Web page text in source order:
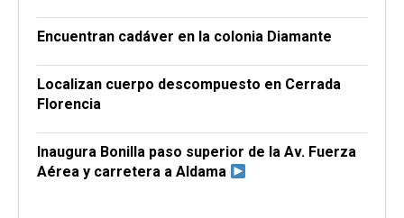
Encuentran cadáver en la colonia Diamante
Localizan cuerpo descompuesto en Cerrada
Florencia
Inaugura Bonilla paso superior de la Av. Fuerza
Aérea y carretera a Aldama